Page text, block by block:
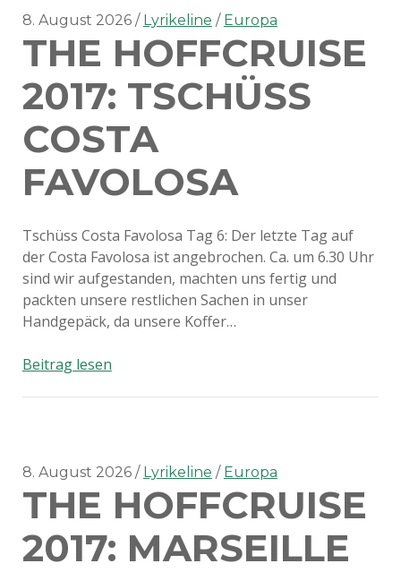
Hartgaumenverschluss
8. August 2026 Lyrikeline Europa
THE HOFFCRUISE
2017: TSCHÜSS
COSTA
FAVOLOSA
Tschüss Costa Favolosa Tag 6: Der letzte Tag auf
der Costa Favolosa ist angebrochen. Ca. um 6.30 Uhr
sind wir aufgestanden, machten uns fertig und
packten unsere restlichen Sachen in unser
Handgepäck, da unsere Koffer…
Beitrag lesenThe
Favolosa
8. August 2026 Lyrikeline Europa
THE HOFFCRUISE
2017: MARSEILLE